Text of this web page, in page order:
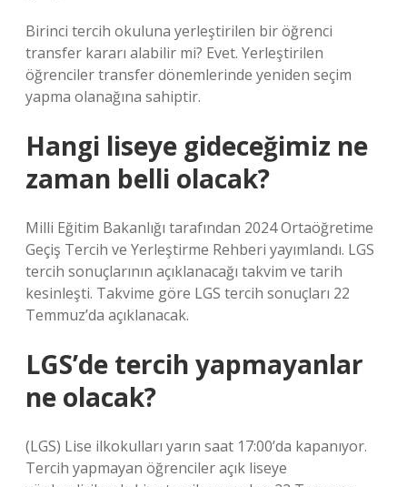
Birinci tercih okuluna yerleştirilen bir öğrenci
transfer kararı alabilir mi? Evet. Yerleştirilen
öğrenciler transfer dönemlerinde yeniden seçim
yapma olanağına sahiptir.
Hangi liseye gideceğimiz ne
zaman belli olacak?
Milli Eğitim Bakanlığı tarafından 2024 Ortaöğretime
Geçiş Tercih ve Yerleştirme Rehberi yayımlandı. LGS
tercih sonuçlarının açıklanacağı takvim ve tarih
kesinleşti. Takvime göre LGS tercih sonuçları 22
Temmuz’da açıklanacak.
LGS’de tercih yapmayanlar
ne olacak?
(LGS) Lise ilkokulları yarın saat 17:00’da kapanıyor.
Tercih yapmayan öğrenciler açık liseye